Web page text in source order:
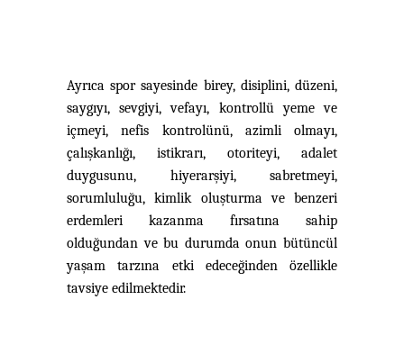
Ayrıca spor sayesinde birey, disiplini, düzeni,
saygıyı, sevgiyi, vefayı, kontrollü yeme ve
içmeyi, nefis kontrolünü, azimli olmayı,
çalışkanlığı, istikrarı, otoriteyi, adalet
duygusunu, hiyerarşiyi, sabretmeyi,
sorumluluğu, kimlik oluşturma ve benzeri
erdemleri kazanma fırsatına sahip
olduğundan ve bu durumda onun bütüncül
yaşam tarzına etki edeceğinden özellikle
tavsiye edilmektedir.